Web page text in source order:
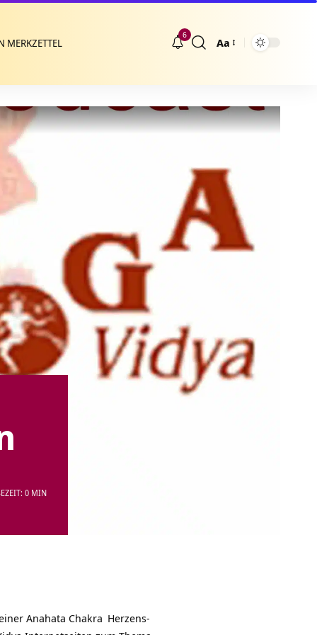
MERKZETTEL
6
Größenänderung
Aa
0 MIN
Anahata Chakra Herzens-